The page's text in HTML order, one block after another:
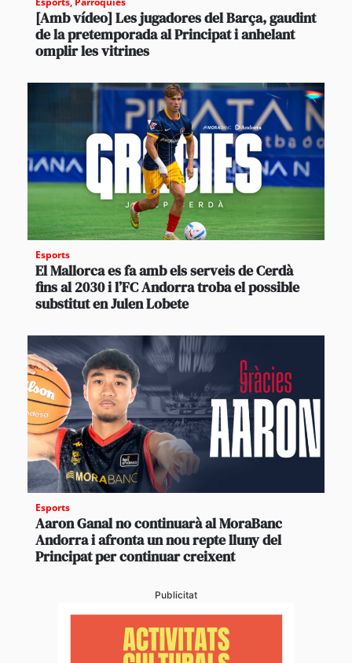
[Amb vídeo] Les jugadores del Barça, gaudint
de la pretemporada al Principat i anhelant
omplir les vitrines
Esports
El Mallorca es fa amb els serveis de Cerdà
fins al 2030 i l’FC Andorra troba el possible
substitut en Julen Lobete
Esports
Aaron Ganal no continuarà al MoraBanc
Andorra i afronta un nou repte lluny del
Principat per continuar creixent
Publicitat